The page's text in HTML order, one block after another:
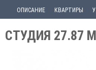
ОПИСАНИЕ КВАРТИРЫ
СТУДИЯ 27.87